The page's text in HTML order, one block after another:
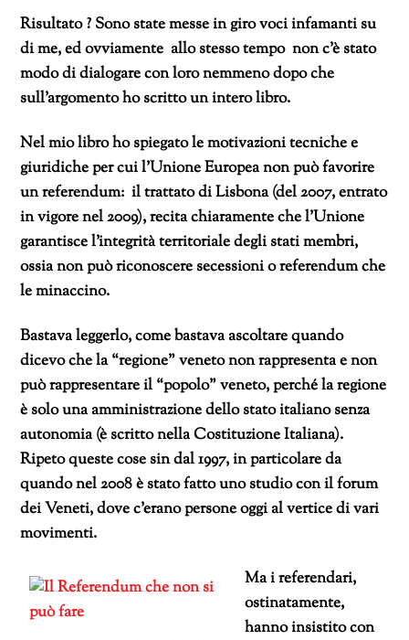
Risultato ? Sono state messe in giro voci infamanti su
di me, ed ovviamente allo stesso tempo non c’è stato
modo di dialogare con loro nemmeno dopo che
sull’argomento ho scritto un intero libro.
Nel mio libro ho spiegato le motivazioni tecniche e
giuridiche per cui l’Unione Europea non può favorire
un referendum: il trattato di Lisbona (del 2007, entrato
in vigore nel 2009), recita chiaramente che l’Unione
garantisce l’integrità territoriale degli stati membri,
ossia non può riconoscere secessioni o referendum che
le minaccino.
Bastava leggerlo, come bastava ascoltare quando
dicevo che la “regione” veneto non rappresenta e non
può rappresentare il “popolo” veneto, perchéla regione
è solo una amministrazione dello stato italiano senza
autonomia (è scritto nella Costituzione Italiana).
Ripeto queste cose sin dal 1997, in particolare da
quando nel 2008 è stato fatto uno studio con il forum
dei Veneti, dove c’erano persone oggi al vertice di vari
movimenti.
Ma i referendari,
ostinatamente,
hanno insistito con